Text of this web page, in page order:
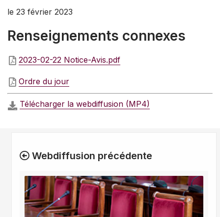
le 23 février 2023
Renseignements connexes
2023-02-22 Notice-Avis.pdf
Ordre du jour
Télécharger la webdiffusion (MP4)
Webdiffusion précédente